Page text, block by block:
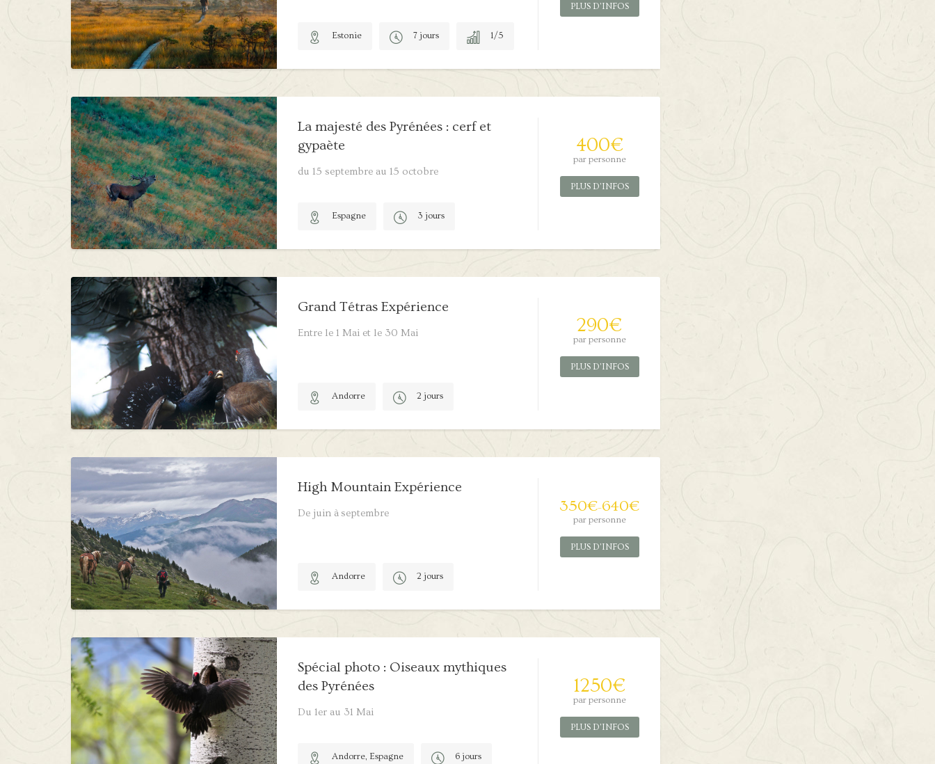
PLUS D'INFOS
Estonie 7 jours 1/5
La majesté des Pyrénées : cerf et
gypaète
du 15 septembre au 15 octobre
400€
par personne
PLUS D'INFOS
Espagne 3 jours
0/5
Grand Tétras Expérience
Entre le 1 Mai et le 30 Mai 290€
par personne
PLUS D'INFOS
Andorre 2 jours
1/5
High Mountain Expérience
De juin à septembre 350€–640€
par personne
PLUS D'INFOS
Andorre 2 jours
4/5
Spécial photo : Oiseaux mythiques
des Pyrénées
Du 1er au 31 Mai
1250€
par personne
PLUS D'INFOS
Andorre, Espagne 6 jours